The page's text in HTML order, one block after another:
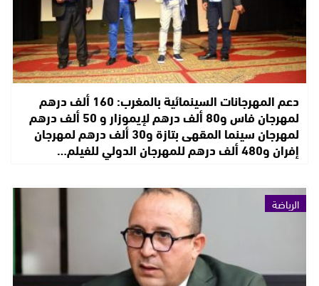
دعم المهرجانات السينمائية بالمغرب: 160 ألف درهم
لمهرجان فاس و80 ألف درهم لإيموزار و 50 ألف درهم
لمهرجان سينما المقهى بتازة و30 ألف درهم لمهرجان
إفران و480 ألف درهم للمهرجان الدولي للفيلم…
الرياضة